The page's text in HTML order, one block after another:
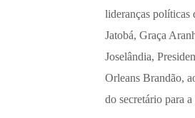
lideranças políticas
Jatobá, Graça
Joselândia,
Orleans Brandão,
do secretário para